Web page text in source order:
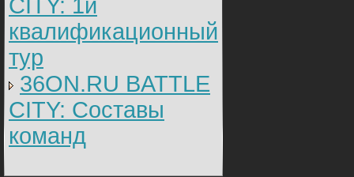
CITY: 1й
квалификационный
тур
36ON.RU BATTLE
CITY: Составы
команд